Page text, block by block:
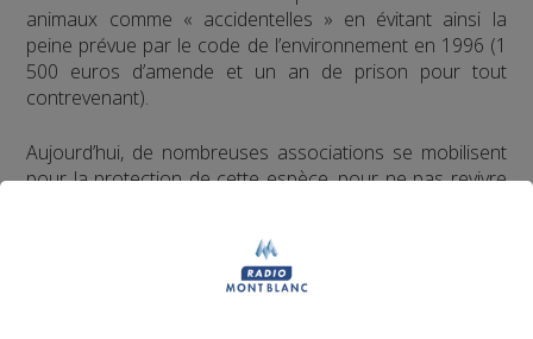
animaux comme « accidentelles » en évitant ainsi la
peine prévue par le code de l’environnement en 1996 (1
500 euros d’amende et un an de prison pour tout
contrevenant).
Aujourd’hui, de nombreuses associations se mobilisent
pour la protection de cette espèce, pour ne pas revivre